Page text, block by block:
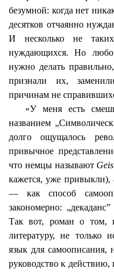
безумной: когда нет
десятков отчаянно
И несколько не
нуждающихся. Но
нужно делать
признали их,
причинам не
«У меня есть
названием
долго ощущалось
привычное
что немцы называют
кажется, уже привыкли),
— как способ
закономерно:
Так вот, роман о том,
литературу, не только
язык для самоописания,
руководство к